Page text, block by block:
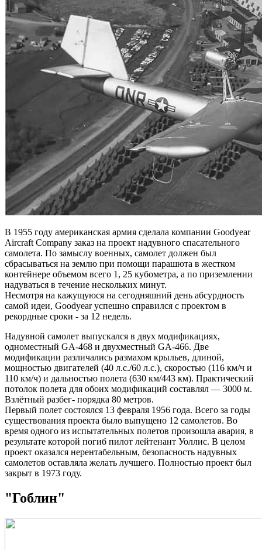
В 1955 году американская армия сделала компании Goodyear
Aircraft Company заказ на проект надувного спасательного
самолета. По замыслу военных, самолет должен был
сбрасываться на землю при помощи парашюта в жестком
контейнере объемом всего 1, 25 кубометра, а по приземлении
надуваться в течение нескольких минут.
Несмотря на кажущуюся на сегодняшний день абсурдность
самой идеи, Goodyear успешно справился с проектом в
рекордные сроки - за 12 недель.
Надувной самолет выпускался в двух модификациях,
одноместный GA-468 и двухместный GA-466. Две
модификации различались размахом крыльев, длиной,
мощностью двигателей (40 л.с./60 л.с.), скоростью (116 км/ч и
110 км/ч) и дальностью полета (630 км/443 км). Практический
потолок полета для обоих модификаций составлял — 3000 м.
Взлётный разбег- порядка 80 метров.
Первый полет состоялся 13 февраля 1956 года. Всего за годы
существования проекта было выпущено 12 самолетов. Во
время одного из испытательных полетов произошла авария, в
результате которой погиб пилот лейтенант Уоллис. В целом
проект оказался нерентабельным, безопасность надувных
самолетов оставляла желать лучшего. Полностью проект был
закрыт в 1973 году.
"Гоблин"